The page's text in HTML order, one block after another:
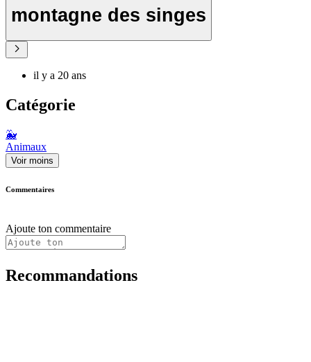
montagne des singes
il y a 20 ans
Catégorie
🐳
Animaux
Voir moins
Commentaires
Ajoute ton commentaire
Recommandations